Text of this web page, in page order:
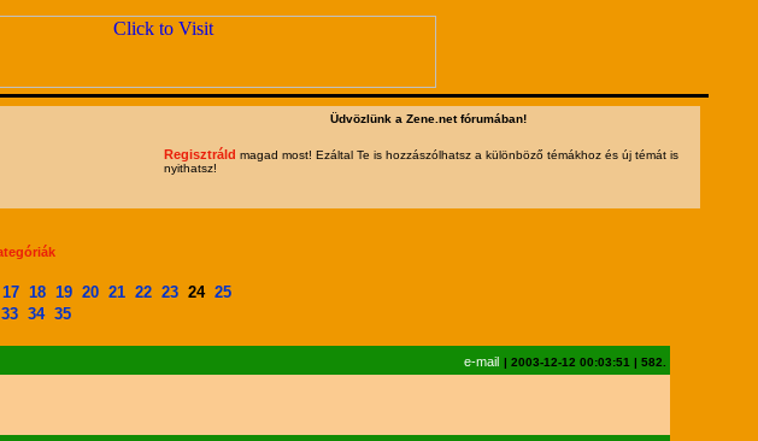
Üdvözlünk a Zene.net fórumában!
Regisztráld magad most! Ezáltal Te is hozzászólhatsz a különböző témákhoz és új témát is
nyithatsz!
17 18 19 20 21 22 23 24 25
33 34 35
e-mail | 2003-12-12 00:03:51 | 582.